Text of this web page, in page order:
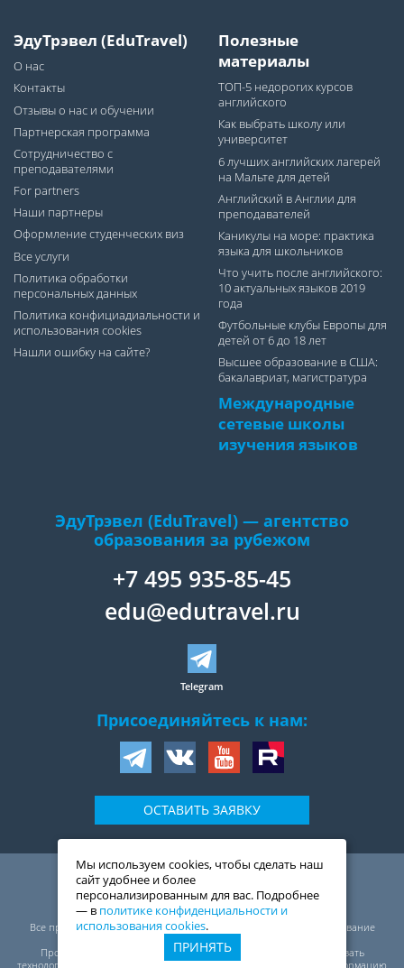
ЭдуТрэвел (EduTravel)
О нас
Контакты
Отзывы о нас и обучении
Партнерская программа
Сотрудничество с
преподавателями
For partners
Наши партнеры
Оформление студенческих виз
Все услуги
Политика обработки
персональных данных
Политика конфициадиальности и
использования cookies
Нашли ошибку на сайте?
Полезные
материалы
ТОП-5 недорогих курсов
английского
Как выбрать школу или
университет
6 лучших английских лагерей
на Мальте для детей
Английский в Англии для
преподавателей
Каникулы на море: практика
языка для школьников
Что учить после английского:
10 актуальных языков 2019
года
Футбольные клубы Европы для
детей от 6 до 18 лет
Высшее образование в США:
бакалавриат, магистратура
Международные
сетевые школы
изучения языков
ЭдуТрэвел (EduTravel) — агентство
образования за рубежом
+7 495 935-85-45
edu@edutravel.ru
Telegram
Присоединяйтесь к нам:
ОСТАВИТЬ ЗАЯВКУ
109044,Россия,Москва,
ул. Воронцовская, д. 20,
2-й подъезд, 1-ый этаж
© ООО «Трэвелмарт сервис», 1999—2026
Все права защищены. Перепечатка, полное или частичное копирование
материалов сайта запрещены.
Проект ЭдуТрэвел (EduTravel) оставляет за собой право использовать
технологию «cookies». «Cookies» не содержат конфиденциальную информацию
Мы используем cookies, чтобы сделать наш
сайт удобнее и более
персонализированным для вас. Подробнее
— в политике конфиденциальности и
использования cookies.
ПРИНЯТЬ